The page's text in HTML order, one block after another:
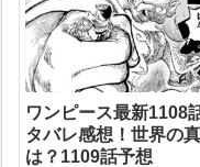
ワンピース最新1108
タバレ感想！世界の
は？1109話予想